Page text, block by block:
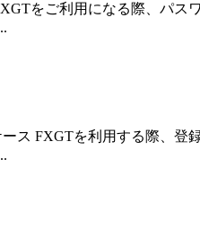
をご利用になる際、パス
ス FXGTを利用する際、登